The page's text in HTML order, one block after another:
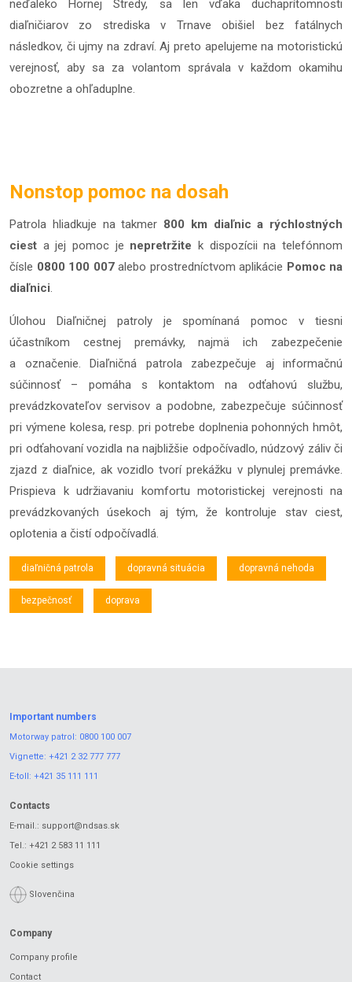
neďaleko Hornej Stredy, sa len vďaka duchaprítomnosti
diaľničiarov zo strediska v Trnave obišiel bez fatálnych
následkov, či ujmy na zdraví. Aj preto apelujeme na motoristickú
verejnosť, aby sa za volantom správala v každom okamihu
obozretne a ohľaduplne.
Nonstop pomoc na dosah
Patrola hliadkuje na takmer 800 km diaľnic a rýchlostných
ciest a jej pomoc je nepretržite k dispozícii na telefónnom
čísle 0800 100 007alebo prostredníctvom aplikácie Pomoc na
diaľnici.
Úlohou Diaľničnej patroly je spomínaná pomoc v tiesni
účastníkom cestnej premávky, najmä ich zabezpečenie
a označenie. Diaľničná patrola zabezpečuje aj informačnú
súčinnosť – pomáha s kontaktom na odťahovú službu,
prevádzkovateľov servisov a podobne, zabezpečuje súčinnosť
pri výmene kolesa, resp. pri potrebe doplnenia pohonných hmôt,
pri odťahovaní vozidla na najbližšie odpočívadlo, núdzový záliv či
zjazd z diaľnice, ak vozidlo tvorí prekážku v plynulej premávke.
Prispieva k udržiavaniu komfortu motoristickej verejnosti na
prevádzkovaných úsekoch aj tým, že kontroluje stav ciest,
oplotenia a čistí odpočívadlá.
diaľničná patrola dopravná situácia dopravná nehoda
bezpečnosť doprava
Important numbers
Motorway patrol: 0800 100 007
Vignette: +421 2 32 777 777
E-toll: +421 35 111 111
Contacts
E-mail.: support@ndsas.sk
Tel.: +421 2 583 11 111
Cookie settings
Slovenčina
Company
Company profile
Contact